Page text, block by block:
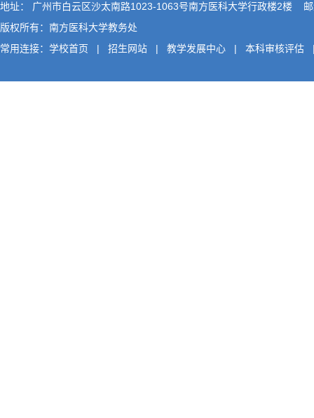
地址： 广州市白云区沙太南路1023-1063号南方医科大学行政楼2楼
版权所有：南方医科大学教务处
常用连接： 学校首页 | 招生网站 | 教学发展中心 | 本科审核评估